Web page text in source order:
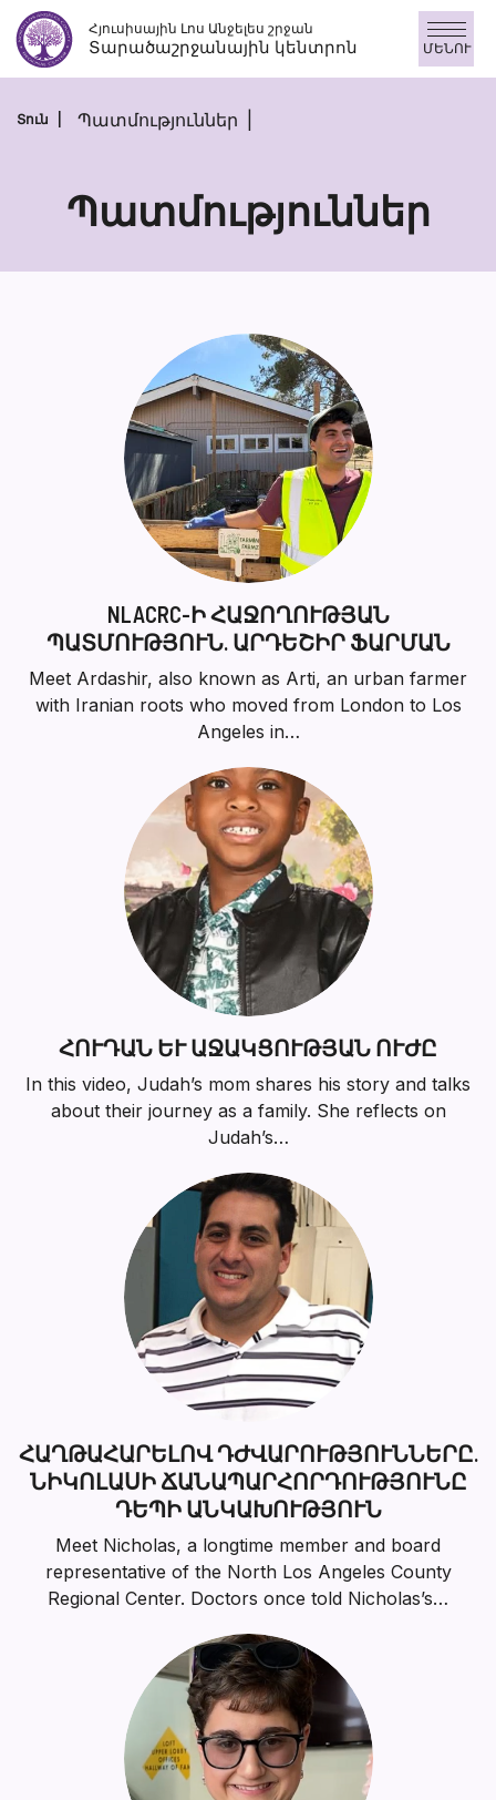
Անցնել
բովանդակությանըՀյուսիսային Լոս Անջելես շրջան
Տարածաշրջանային կենտրոն ՄԵՆՈՒ
Տուն Պատմություններ
Պատմություններ
NLACRC-Ի ՀԱՋՈՂՈՒԹՅԱՆ
ՊԱՏՄՈՒԹՅՈՒՆ. ԱՐԴԵՇԻՐ ՖԱՐՄԱՆ
Meet Ardashir, also known as Arti, an urban farmer
with Iranian roots who moved from London to Los
Angeles in…
ՀՈՒԴԱՆ ԵՒ ԱՋԱԿՑՈՒԹՅԱՆ ՈՒԺԸ
In this video, Judah’s mom shares his story and talks
about their journey as a family. She reflects on
Judah’s…
ՀԱՂԹԱՀԱՐԵԼՈՎ ԴԺՎԱՐՈՒԹՅՈՒՆՆԵՐԸ.
ՆԻԿՈԼԱՍԻ ՃԱՆԱՊԱՐՀՈՐԴՈՒԹՅՈՒՆԸ
ԴԵՊԻ ԱՆԿԱԽՈՒԹՅՈՒՆ
Meet Nicholas, a longtime member and board
representative of the North Los Angeles County
Regional Center. Doctors once told Nicholas’s…